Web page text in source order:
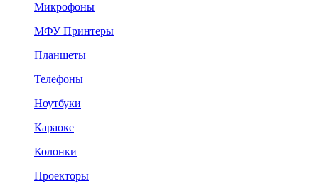
Микрофоны
МФУ Принтеры
Планшеты
Телефоны
Ноутбуки
Караоке
Колонки
Проекторы